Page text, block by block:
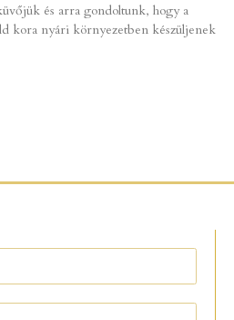
és arra gondoltunk, hogy a
kora nyári környezetben készüljenek